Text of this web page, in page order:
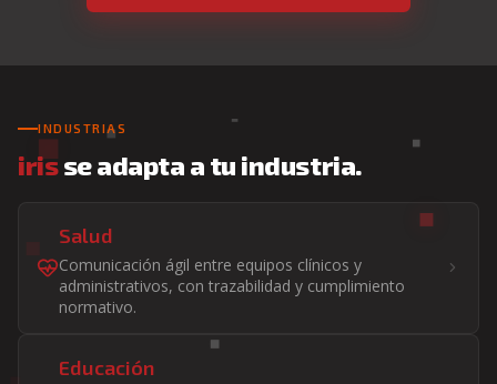
INDUSTRIAS
irisse adapta a tu industria.
Salud
Comunicación ágil entre equipos clínicos y
administrativos, con trazabilidad y cumplimiento
normativo.
Educación